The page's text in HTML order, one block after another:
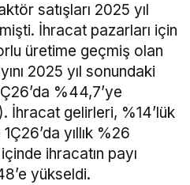
satışları 2025 yıl
İhracat pazarları için
üretime geçmiş olan
2025 yıl sonundaki
%44,7’ye
İhracat gelirleri, %14’lük
yıllık %26
ihracatın payı
yükseldi.